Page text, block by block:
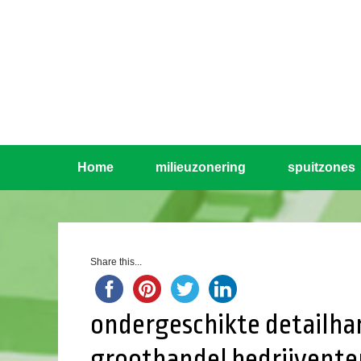
Home milieuzonering spuitzones
Share this...
ondergeschikte